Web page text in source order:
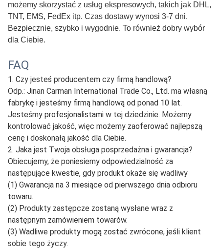
możemy skorzystać z usług ekspresowych, takich jak DHL,
TNT, EMS, FedEx itp. Czas dostawy wynosi 3-7 dni.
Bezpiecznie, szybko i wygodnie. To również dobry wybór
dla Ciebie.
FAQ
1. Czy jesteś producentem czy firmą handlową?
Odp.: Jinan Carman International Trade Co., Ltd. ma własną
fabrykę i jesteśmy firmą handlową od ponad 10 lat.
Jesteśmy profesjonalistami w tej dziedzinie. Możemy
kontrolować jakość, więc możemy zaoferować najlepszą
cenę i doskonałą jakość dla Ciebie.
2. Jaka jest Twoja obsługa posprzedażna i gwarancja?
Obiecujemy, że poniesiemy odpowiedzialność za
następujące kwestie, gdy produkt okaże się wadliwy
(1) Gwarancja na 3 miesiące od pierwszego dnia odbioru
towaru.
(2) Produkty zastępcze zostaną wysłane wraz z
następnym zamówieniem towarów.
(3) Wadliwe produkty mogą zostać zwrócone, jeśli klient
sobie tego życzy.